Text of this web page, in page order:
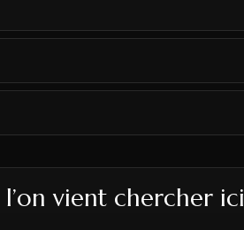
l’on vient chercher ici